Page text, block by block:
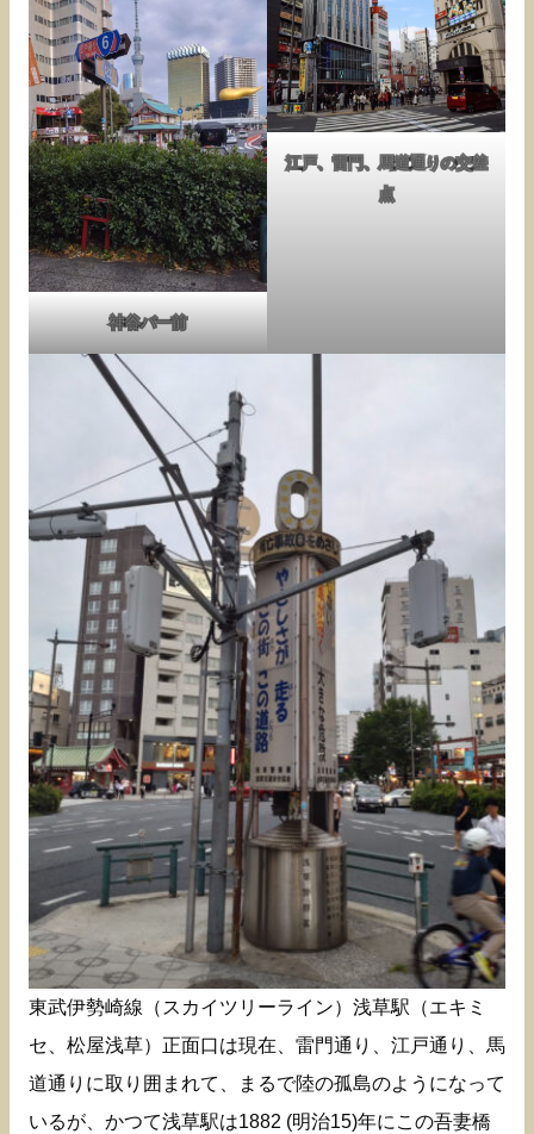
神谷バー前
江戸、雷門、馬道通りの交差
点
東武伊勢崎線（スカイツリーライン）浅草駅（エキミ
セ、松屋浅草）正面口は現在、雷門通り、江戸通り、馬
道通りに取り囲まれて、まるで陸の孤島のようになって
いるが、かつて浅草駅は1882 (明治15)年にこの吾妻橋